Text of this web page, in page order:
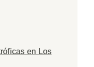
en Los